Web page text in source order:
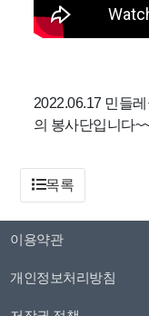
2022.06.17 민들
의 봉사단입니다
목록
이용약관
개인정보처리방침